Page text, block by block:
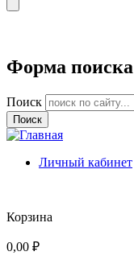
Форма поиска
Поиск
Личный кабинет
Корзина
0,00 ₽